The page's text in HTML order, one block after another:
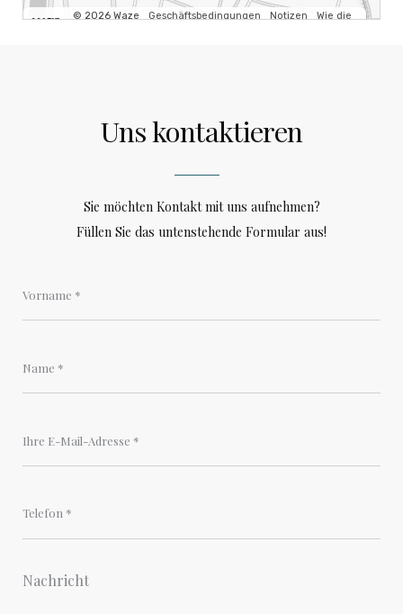
Uns kontaktieren
Sie möchten Kontakt mit uns aufnehmen?
Füllen Sie das untenstehende Formular aus!